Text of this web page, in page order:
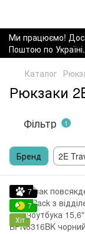
Ми працюємо!
Поштою по Україні.
Каталог
Рюкзаки
Фільтр 1
Бренд 2E
7
7
Хіт